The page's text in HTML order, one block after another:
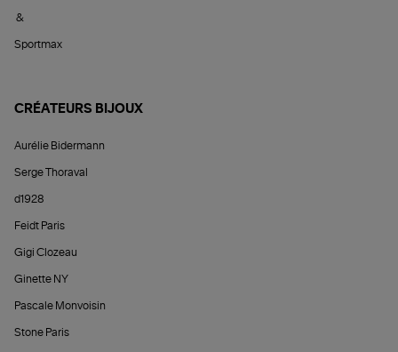
&
Sportmax
CRÉATEURS BIJOUX
Aurélie Bidermann
Serge Thoraval
d1928
Feidt Paris
Gigi Clozeau
Ginette NY
Pascale Monvoisin
Stone Paris